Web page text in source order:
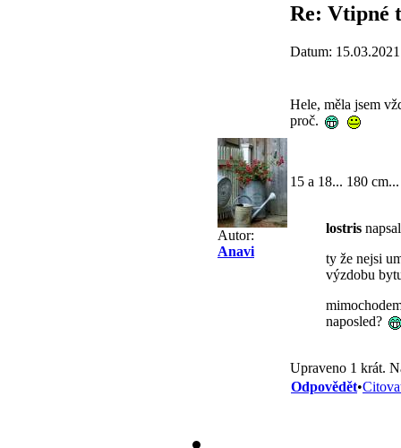
Autor:
Anavi
Re: Vtipné
Datum:
Hele, měla jsem
proč.
15 a 18... 180
lostris
ty že nejsi
výzdobu
naposled?
Upraveno 1 krát.
Odpovědět•